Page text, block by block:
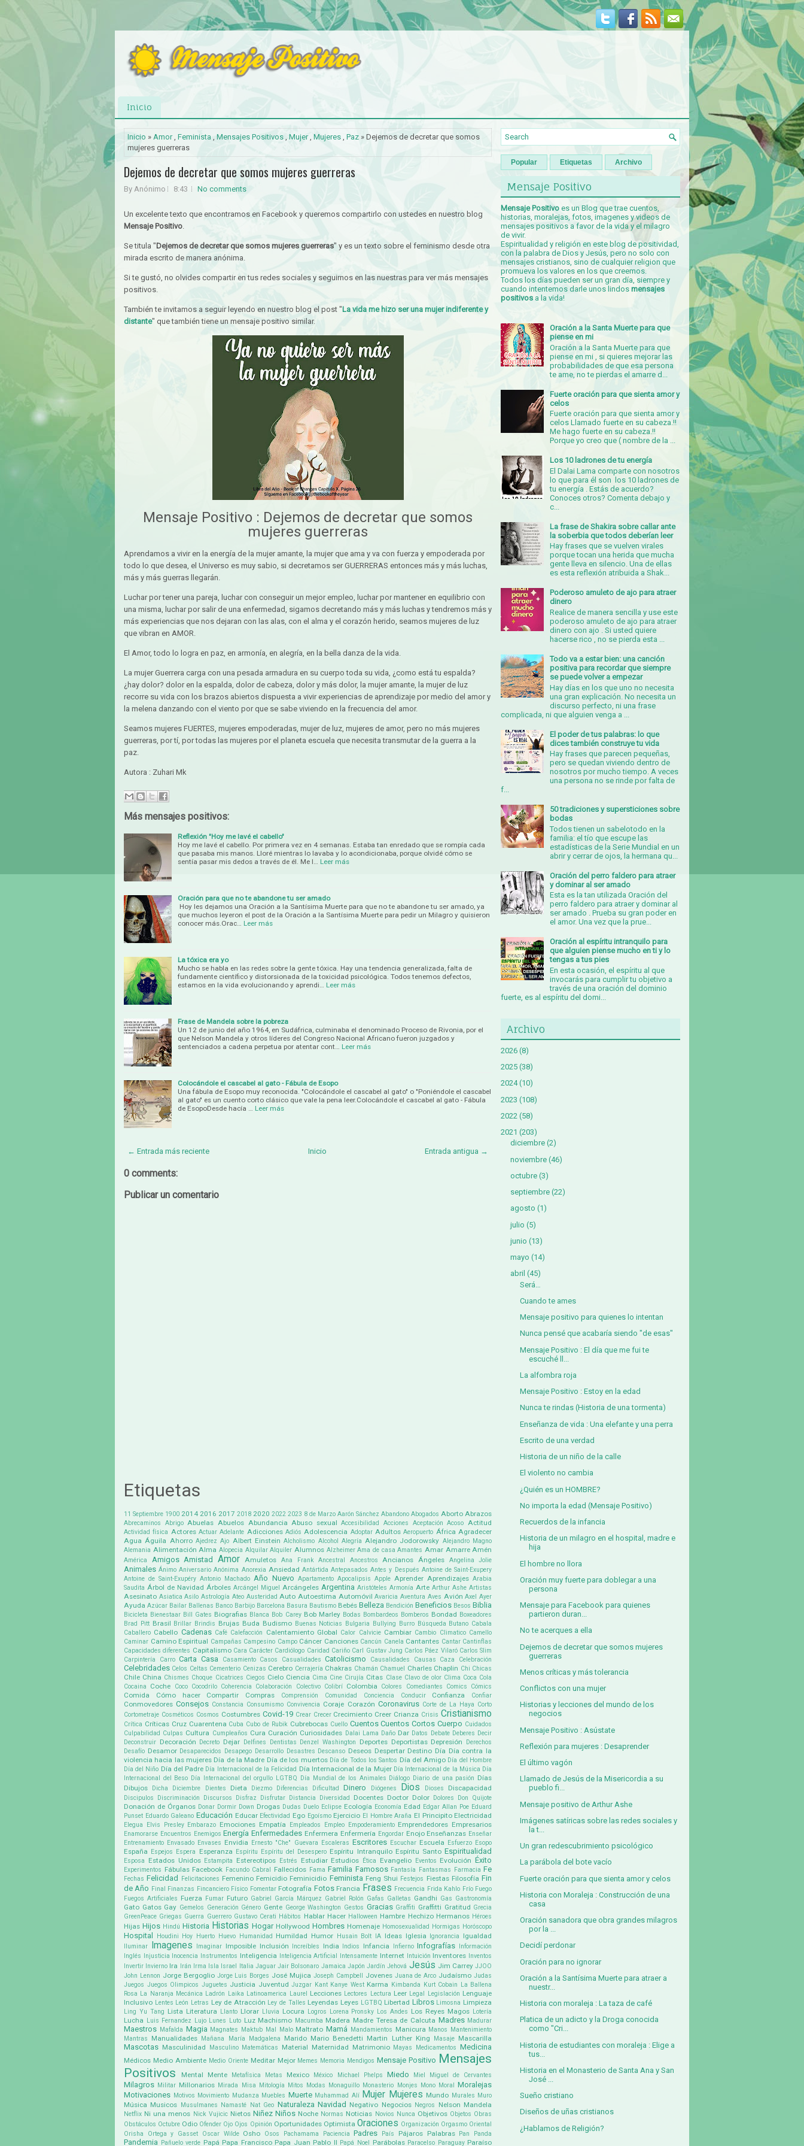
Inicio
Inicio » Amor, Feminista , Mensajes Positivos , Mujer, Mujeres , Paz » Dejemos de decretar que somos
mujeres guerreras
Dejemos de decretar que somos mujeres guerreras
By Anónimo 8:43 No comments
Un excelente texto que encontramos en Facebook y queremos compartirlo con ustedes en nuestro blog
Mensaje Positivo.
Se titula " Dejemos de decretar que somos mujeres guerreras" y es un texto sobre el feminismo desde otra
mirada escrito de manera anónima.
Si te gustó, no olvides compartir en tus redes sociales y seguirnos en las nuestras para ver más mensajes
positivos.
También te invitamos a seguir leyendo en nuestro blog el post "La vida me hizo ser una mujer indiferente y
distante" que también tiene un mensaje positivo similar.
Mensaje Positivo : Dejemos de decretar que somos
mujeres guerreras
Aprendamos a vivir en la energía de la mujer amante, la mujer que ama y va con fuerza y empoderada por
todo lo que desea, el Universo es muy sabio, si decretamos ser GUERRERAS entonces más y más luchas,
más y más guerras llegarán.
Luchar por tener una pareja, luchar con conseguir un mejor empleo, luchar por mantener en equilibrio con
una misma, luchar por salir de una enfermedad, sigamos decretando más y más luchas y tendremos más y
más experiencias que nos dejaran con las alas, con el alma y el corazón herido, seamos mujeres de luz
que vibran en AMOR.
El Amor, todo lo logra en paz, en armonía, en alegría, en la bella danza de la vida.
La mujer Guerrera carga con una pesada armadura en su cuerpo toda su vida, ¿como está tu espalda?
¿hay dolor? dolor en la espalda, dolor de cabeza, dolor y más dolor, la mujer amante, la mujer de luz
recorre su vida con los brazos abiertos dispuesta a vivir experiencias de aprendizaje por medio del amor y
la melena danzando con el viento por que se sabe viviendo en la frecuencia del amor.
Seamos mujeres FUERTES, mujeres empoderadas, mujer de luz, mujeres de amor, pero no más mujeres
guerreras, por tí, por todas las mujeres por el planeta escuela que necesita transmutar de la guerra a la
paz.
Autora : Zuhari Mk
Más mensajes positivos:
Reflexión "Hoy me lavé el cabello"
Hoy me lavé el cabello. Por primera vez en 4 semanas. Estaba tan enredado que se rompía cada
que pasaba mis manos. Lloré mientras lo lavaba y lo acondicionaba, porque olvidé cómo se
sentía pasar mis dedos a través de él. Me l…
Leer más
Oración para que no te abandone tu ser amado
Hoy les dejamos una Oración a la Santísima Muerte para que no te abandone tu ser amado, ya
que muchos leyeron el post de la Oración a la Santísima Muerte para pedir un Milagro y quisieron
conocer más.Orac…
Leer más
La tóxica era yo
Mucho se habla en las redes sobre la gente tóxica. Hay una tendencia generalizada, falta de
fundamente científico y distorsionada de la toxicidad psicológica. Todos tenemos defectos,
estamos en la vida evolucionando y aprendi…
Leer más
Frase de Mandela sobre la pobreza
Un 12 de junio del año 1964, en Sudáfrica, culminaba el denominado Proceso de Rivonia, por el
que Nelson Mandela y otros líderes del Congreso Nacional Africano fueron juzgados y
sentenciados a cadena perpetua por atentar cont…
Leer más
Colocándole el cascabel al gato - Fábula de Esopo
Una fábula de Esopo muy reconocida. "Colocándole el cascabel al gato" o "Poniéndole el cascabel
al gato" es un cuento corto clásico que vale la pena leer.Colocándole el cascabel al gato - Fábula
de EsopoDesde hacía …
Leer más
← Entrada más reciente Entrada antigua →
Inicio
0 comments:
Publicar un comentario
Etiquetas
11 Septiembre 1900 2014 2016 2017 2018 2020 2022 2023 8 de Marzo Aarón Sánchez Abandono Abogados Aborto Abrazos
Abrecaminos Abrigo Abuelas Abuelos Abundancia Abuso sexual Accesibilidad Acciones Aceptación Acoso Actitud
Actividad física Actores Actuar Adelante Adicciones Adiós Adolescencia Adoptar Adultos Aeropuerto África Agradecer
Agua Águila Ahorro Ajedrez Ajo Albert Einstein Alcholismo Alcohol Alegría Alejandro Jodorowsky Alejandro Magno
Alemania Alimentación Alma Alopecia Alquilar Alquiler Alumnos Alzheimer Ama de casa Amantes Amar Amarre Amén
América Amigos Amistad Amor Amuletos Ana Frank Ancestral Ancestros Ancianos Ángeles Angelina Jolie
Animales Ánimo Aniversario Anónima Anorexia Ansiedad Antártida Antepasados Antes y Después Antoine de Saint-Exupery
Antoine de Saint-Exupéry Antonio Machado Año Nuevo Apartamento Apocalipsis Apple Aprender Aprendizajes Arabia
Saudita Árbol de Navidad Árboles Arcángel Miguel Arcángeles Argentina Aristóteles Armonía Arte Arthur Ashe Artistas
Asesinato Asiatica Asilo Astrología Ateo Austeridad Auto Autoestima Automóvil Avaricia Aventura Aves Avión Axel Ayer
Ayuda Azúcar Bailar Ballenas Banco Barbijo Barcelona Basura Bautismo Bebés Belleza Bendición Beneficios Besos Biblia
Bicicleta Bienestaar Bill Gates Biografias Blanca Bob Carey Bob Marley Bodas Bombardeos Bomberos Bondad Boxeadores
Brad Pitt Brasil Brillar Brindis Brujas Buda Budismo Buenas Noticias Bulgaria Bullying Burro Búsqueda Butano Cabala
Caballero Cabello Cadenas Café Calefacción Calentamiento Global Calor Calvicie Cambiar Cambio Climatico Camello
Caminar Camino Espiritual Campañas Campesino Campo Cáncer Canciones Cancún Canela Cantantes Cantar Cantinflas
Capacidades diferentes Capitalismo Cara Carácter Cardiólogo Caridad Cariño Carl Gustav Jung Carlos Páez Vilaró Carlos Slim
Carpintería
Carro Carta Casa Casamiento Casos Casualidades Catolicismo Causalidades Causas Caza Celebración
Celebridades Celos Celtas Cementerio Cenizas Cerebro Cerrajería Chakras Chamán Chamuel Charles Chaplin Chi Chicas
Chile China Chismes Choque Cicatrices Ciegos Cielo Ciencia Cima Cine Cirujía Citas Clase Clavo de olor Clima Coca Cola
Cocaina
Coche Coco Cocodrilo Coherencia Colaboración Colectivo Colibrí Colombia Colores Comediantes Comics Cómics
Comida Cómo hacer Compartir Compras Comprensión Comunidad Conciencia Conducir Confianza Confiar
Conmovedores Consejos Constancia Consumismo Convivencia Coraje Corazón Coronavirus Corte de La Haya Corto
Cortometraje Cosméticos Cosmos Costumbres Covid-19 Crear Crecer Crecimiento Creer Crianza Crisis Cristianismo
Crítica Críticas Cruz Cuarentena Cuba Cubo de Rubik Cubrebocas Cuello Cuentos Cuentos Cortos Cuerpo Cuidados
Culpabilidad Culpas Cultura Cumpleaños Cura Curación Curiosidades Dalai Lama Daño Dar Datos Debate Deberes Decir
Deconstruir Decoración Decreto Dejar Delfines Dentistas Denzel Washington Deportes Deportistas Depresión
Derechos
Desafío Desamor Desaparecidos Desapego Desarrollo Desastres Descanso Deseos Despertar Destino Día Día contra la
violencia hacia las mujeres Día de la Madre Día de los muertos Día de Todos los Santos Día del Amigo Día del Hombre
Día del Niño Día del Padre Día Internacional de la Felicidad Día Internacional de la Mujer Día Internacional de la Música Día
Internacional del Beso Día Internacional del orgullo LGTBQ Día Mundial de los Animales Diálogo Diario de una pasión Días
Dibujos
Dicha Diciembre Dientes Dieta Diezmo Diferencias Dificultad Dinero Diógenes Dios Dioses Discapacidad
Discipulos Discriminación Discursos Disfraz Disfrutar Distancia Diversidad Docentes Doctor Dolor Dolores Don Quijote
Donación de Órganos Donar Dormir Down Drogas Dudas Duelo Eclipse Ecología Economía Edad Edgar Allan Poe Eduard
Punset Eduardo Galeano Educación Educar Efectividad Ego Egoísmo Ejercicio El Hombre Araña El Principito Electricidad
Elegua Elvis Presley Embarazo Emociones Empatía Empleados Empleo Empoderamiento Emprendedores Empresarios
Enamorarse Encuentros Enemigos Energía Enfermedades Enfermera Enfermería Engordar Enojo Enseñanzas Enseñar
Entrenamiento Envasado Envases Envidia Ernesto "Che" Guevara Escaleras Escritores Escuchar Escuela Esfuerzo Esopo
España Espejos Espera Esperanza Espíritu Espíritu del Desespero Espíritu Intranquilo Espíritu Santo Espiritualidad
Esposa Estados Unidos Estampita Estereotipos Estrés Estudiar Estudios Ética Evangelio Eventos Evolución Éxito
Experimentos Fábulas Facebook Facundo Cabral Fallecidos Fama Familia Famosos Fantasía Fantasmas Farmacia Fe
Fechas Felicidad Felicitaciones Femenino Femicidio Feminicidio Feminista Feng Shui Festejos Fiestas Filosofía Fin
de Año Final Finanzas Fincanciero Físico Fomentar Fotografía Fotos Francia Frases Frecuencia Frida Kahlo Frío Fuego
Fuegos Artificiales Fuerza Fumar Futuro Gabriel García Márquez Gabriel Rolón Gafas Galletas Gandhi Gas Gastronomía
Gato Gatos Gay Gemelos Generación Género Gente George Washington Gestos Gracias Graffiti Graffitti Gratitud Grecia
GreenPeace Griegas Guerra Guerrero Gustavo Cerati Hábitos Hablar Hacer Halloween Hambre Hechizo Hermanos Héroes
Hijas Hijos Hindú Historia Historias Hogar Hollywood Hombres Homenaje Homosexualidad Hormigas Horóscopo
Hospital Houdini Hoy Huerto Huevo Humanidad Humildad Humor Husain Bolt IA Ideas Iglesia Ignorancia Igualdad
Iluminar Imagenes Imaginar Imposible Inclusión Increíbles India Indios Infancia Infierno Infografías
Información
Inglés
Injusticia Inocencia Instrumentos Inteligencia Inteligencia Artificial Intensamente Internet Intuición Inventores
Inventos
Invertir Invierno Ira Irán Irma Isla Israel Italia Jaguar Jair Bolsonaro Jamaica Japón Jardín Jehová Jesús Jim Carrey JJOO
John Lennon Jorge Bergoglio Jorge Luis Borges José Mujica Joseph Campbell Jovenes Juana de Arco Judaísmo Judas
Juegos Juegos Olimpicos Juguetes Justicia Juventud Juzgar Kant Kanye West Karma Kimbanda Kurt Cobain
La Ballena
Rosa La Naranja Mecánica Ladrón Laika Latinoamerica Laurel Lecciones Lectores Lectura Leer Legal Legislación Lenguaje
Inclusivo Lentes León Letras Ley de Atracción Ley de Talles Leyendas Leyes LGTBQ Libertad Libros Limosna Limpieza
Ling Yu Tang Lista Literatura Llanto Llorar Lluvia Locura Logros Lorena Pronsky Los Andes Los Reyes Magos Lotería
Lucha Luis Fernandez Lujo Lunes Luto Luz Machismo Macumba Madera Madre Teresa de Calcuta Madres Madurar
Maestros Mafalda Magia Magnates Maktub Mal Malo Maltrato Mamá Mandamientos Manicura Manos
Mantenimiento
Mantras
Manualidades Mañana María Madgalena Marido Mario Benedetti Martin Luther King Masaje Mascarilla
Mascotas Masculinidad Masculino Matemáticas Material Maternidad Matrimonio Mayas Medicamentos Medicina
Médicos Medio Ambiente Medio Oriente Meditar Mejor Memes Memoria Mendigos Mensaje Positivo Mensajes
Positivos
Mental Mente Metafísica Metas Mexico México Michael Phelps Miedo Miel Miguel de Cervantes
Milagros Militar Millonarios Mirada Misa Mitología Mitos Modas Monaguillo Monasterio Monjes Mono Moral
Moralejas
Motivaciones Motivos Movimiento Mudanza Muebles Muerte Muhammad Alí Mujer Mujeres Mundo Murales Muro
Música Musicos Musulmanes Namasté Nat Geo Naturaleza Navidad Negativo Negocios Negros Nelson Mandela
Netflix Ni una menos Nick Vujicic Nietos Niñez Niños Noche Normas Noticias Novios Nunca Objetivos Objetos Obras
Obstáculos Octubre Odio Ofender Ojo Ojos Opinión Oportunidades Optimista Oraciones Organización Orgasmo Oriental
Orisha
Ortega y Gasset Oscar Wilde Osho Osos Pachamama Paciencia Padres País Pájaros Palabras Pan Panda
Pandemia Pañuelo verde Papá Papa Francisco Papa Juan Pablo II Papá Noel Parábolas Paracelso Paraguay Paraíso
Popular Etiquetas Archivo
Mensaje Positivo
Mensaje Positivo es un Blog que trae cuentos,
historias, moralejas, fotos, imagenes y videos de
mensajes positivos a favor de la vida y el milagro
de vivir.
Espiritualidad y religión en este blog de positividad,
con la palabra de Dios y Jesús, pero no solo con
mensajes cristianos, sino de cualquier religion que
promueva los valores en los que creemos.
Todos los días pueden ser un gran día, siempre y
cuando intentemos darle unos lindos mensajes
positivos a la vida!
Oración a la Santa Muerte para que
piense en mi
Oración a la Santa Muerte para que
piense en mi , si quieres mejorar las
probabilidades de que esa persona
te ame, no te pierdas el amarre d...
Fuerte oración para que sienta amor y
celos
Fuerte oración para que sienta amor y
celos Llamado fuerte en su cabeza.!!
Me hago fuerte en su cabeza.!!
Porque yo creo que ( nombre de la ...
Los 10 ladrones de tu energía
El Dalai Lama comparte con nosotros
lo que para él son los 10 ladrones de
tu energía . Estás de acuerdo?
Conoces otros? Comenta debajo y
c...
La frase de Shakira sobre callar ante
la soberbia que todos deberían leer
Hay frases que se vuelven virales
porque tocan una herida que mucha
gente lleva en silencio. Una de ellas
es esta reflexión atribuida a Shak...
Poderoso amuleto de ajo para atraer
dinero
Realice de manera sencilla y use este
poderoso amuleto de ajo para atraer
dinero con ajo . Si usted quiere
hacerse rico , no se pierda esta ...
Todo va a estar bien: una canción
positiva para recordar que siempre
se puede volver a empezar
Hay días en los que uno no necesita
una gran explicación. No necesita un
discurso perfecto, ni una frase
complicada, ni que alguien venga a ...
El poder de tus palabras: lo que
dices también construye tu vida
Hay frases que parecen pequeñas,
pero se quedan viviendo dentro de
nosotros por mucho tiempo. A veces
una persona no se rinde por falta de
f...
50 tradiciones y supersticiones sobre
bodas
Todos tienen un sabelotodo en la
familia: el tío que escupe las
estadísticas de la Serie Mundial en un
abrir y cerrar de ojos, la hermana qu...
Oración del perro faldero para atraer
y dominar al ser amado
Esta es la tan utilizada Oración del
perro faldero para atraer y dominar al
ser amado . Prueba su gran poder en
el amor. Una vez que la prue...
Oración al espíritu intranquilo para
que alguien piense mucho en ti y lo
tengas a tus pies
En esta ocasión, el espíritu al que
invocarás para cumplir tu objetivo a
través de una oración del dominio
fuerte, es al espíritu del domi...
Archivo
2026 (8)
2025 (38)
2024 (10)
2023 (108)
2022 (58)
2021 (203)
diciembre (2)
noviembre (46)
octubre (3)
septiembre (22)
agosto (1)
julio (5)
junio (13)
mayo (14)
abril (45)
Será…
Cuando te ames
Mensaje positivo para quienes lo intentan
Nunca pensé que acabaría siendo "de esas"
Mensaje Positivo : El día que me fui te
escuché ll...
La alfombra roja
Mensaje Positivo : Estoy en la edad
Nunca te rindas (Historia de una tormenta)
Enseñanza de vida : Una elefante y una perra
Escrito de una verdad
Historia de un niño de la calle
El violento no cambia
¿Quién es un HOMBRE?
No importa la edad (Mensaje Positivo)
Recuerdos de la infancia
Historia de un milagro en el hospital, madre e
hija
El hombre no llora
Oración muy fuerte para doblegar a una
persona
Mensaje para Facebook para quienes
partieron duran...
No te acerques a ella
Dejemos de decretar que somos mujeres
guerreras
Menos críticas y más tolerancia
Conflictos con una mujer
Historias y lecciones del mundo de los
negocios
Mensaje Positivo : Asústate
Reflexión para mujeres : Desaprender
El último vagón
Llamado de Jesús de la Misericordia a su
pueblo fi...
Mensaje positivo de Arthur Ashe
Imágenes satíricas sobre las redes sociales y
la t...
Un gran redescubrimiento psicológico
La parábola del bote vacío
Fuerte oración para que sienta amor y celos
Historia con Moraleja : Construcción de una
casa
Oración sanadora que obra grandes milagros
por la ...
Decidí perdonar
Oración para no ignorar
Oración a la Santísima Muerte para atraer a
nuestr...
Historia con moraleja : La taza de café
Platica de un adicto y la Droga conocida
como "Cri...
Historia de estudiantes con moraleja : Elige a
tus...
Historia en el Monasterio de Santa Ana y San
José ...
Sueño cristiano
Diseños de uñas cristianos
¿Hablamos de Religión?